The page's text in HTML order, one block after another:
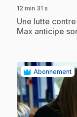
12 min 31 s
.Une lutte
Max anticipe
Abonnement